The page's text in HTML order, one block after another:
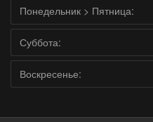
Понедельник > Пятница:
Суббота:
Воскресенье: